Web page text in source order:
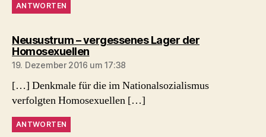
ANTWORTEN
Neusustrum – vergessenes Lager der
Homosexuellensagt:
19. Dezember 2016 um 17:38
[…] Denkmale für die im Nationalsozialismus
verfolgten Homosexuellen […]
ANTWORTEN